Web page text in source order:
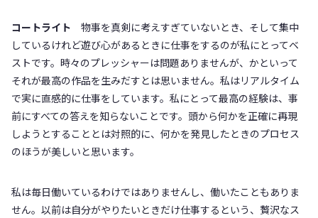
コートライト 物事を真剣に考えすぎていないとき、そして集中
しているけれど遊び心があるときに仕事をするのが私にとってベ
ストです。時々のプレッシャーは問題ありませんが、かといって
それが最高の作品を生みだすとは思いません。私はリアルタイム
で実に直感的に仕事をしています。私にとって最高の経験は、事
前にすべての答えを知らないことです。頭から何かを正確に再現
しようとすることとは対照的に、何かを発見したときのプロセス
のほうが美しいと思います。
私は毎日働いているわけではありませんし、働いたこともありま
せん。以前は自分がやりたいときだけ仕事するという、贅沢なス